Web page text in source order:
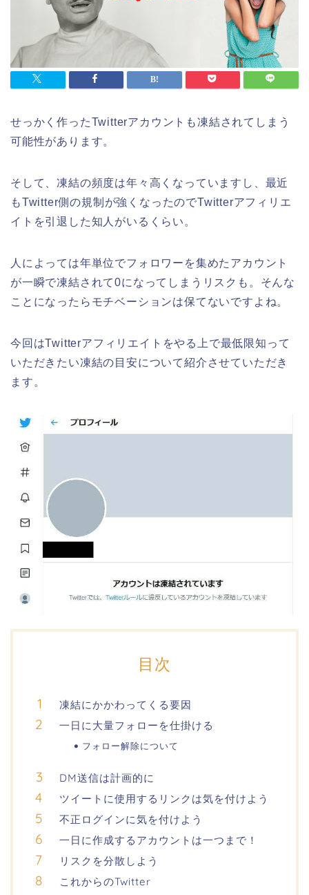
せっかく作ったTwitterアカウントも凍結されてしまう
可能性があります。
そして、凍結の頻度は年々高くなっていますし、最近
もTwitter側の規制が強くなったのでTwitterアフィリエ
イトを引退した知人がいるくらい。
人によっては年単位でフォロワーを集めたアカウント
が一瞬で凍結されて0になってしまうリスクも。そんな
ことになったらモチベーションは保てないですよね。
今回はTwitterアフィリエイトをやる上で最低限知って
いただきたい凍結の目安について紹介させていただき
ます。
目次
凍結にかかわってくる要因
一日に大量フォローを仕掛ける
フォロー解除について
DM送信は計画的に
ツイートに使用するリンクは気を付けよう
不正ログインに気を付けよう
一日に作成するアカウントは一つまで！
リスクを分散しよう
これからのTwitter